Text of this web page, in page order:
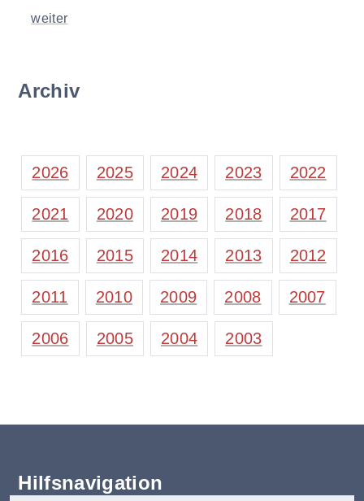
weiter
Archiv
2026 2025 2024 2023 2022
2021 2020 2019 2018 2017
2016 2015 2014 2013 2012
2011 2010 2009 2008 2007
2006 2005 2004 2003
Hilfsnavigation